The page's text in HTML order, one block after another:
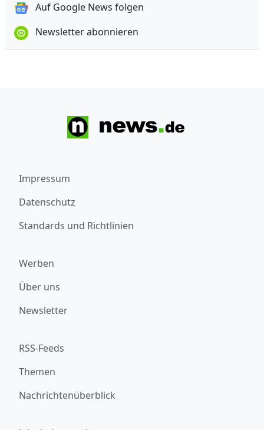
Auf Google News folgen
Newsletter abonnieren
Impressum
Datenschutz
Standards und Richtlinien
Werben
Über uns
Newsletter
RSS-Feeds
Themen
Nachrichtenüberblick